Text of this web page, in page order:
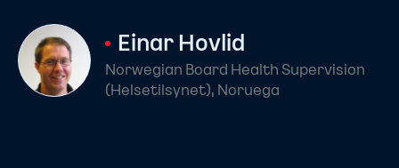
Einar Hovlid
Norwegian Board Health Supervision
(Helsetilsynet), Noruega